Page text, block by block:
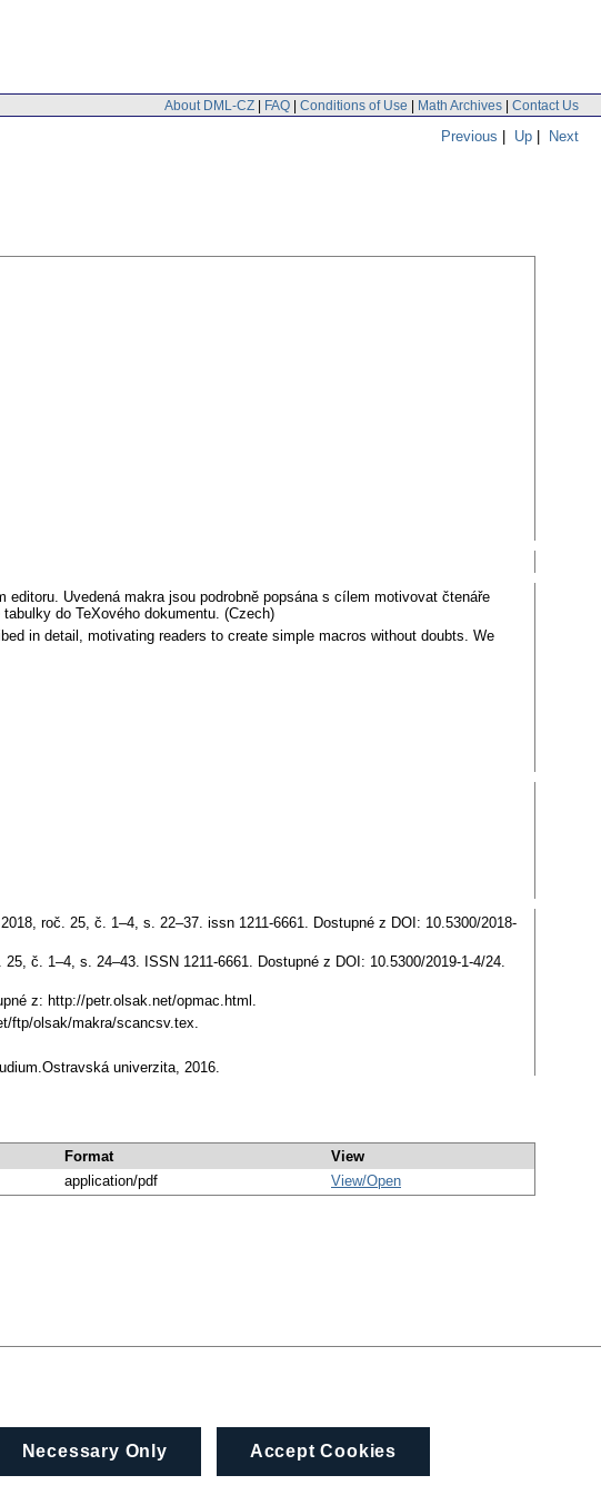
About DML-CZ | FAQ | Conditions of Use | Math Archives | Contact Us
Previous | Up | Next
Uvedená makra jsou podrobně popsána s cílem motivovat čtenáře
do TeXového dokumentu. (Czech)
in detail, motivating readers to create simple macros without doubts. We
roč. 25, č. 1–4, s. 22–37. issn 1211-6661. Dostupné z DOI: 10.5300/2018-
č. 1–4, s. 24–43. ISSN 1211-6661. Dostupné z DOI: 10.5300/2019-1-4/24.
z: http://petr.olsak.net/opmac.html.
ftp/olsak/makra/scancsv.tex.
univerzita, 2016.
Format
View
application/pdf View/Open
Necessary Only Accept Cookies